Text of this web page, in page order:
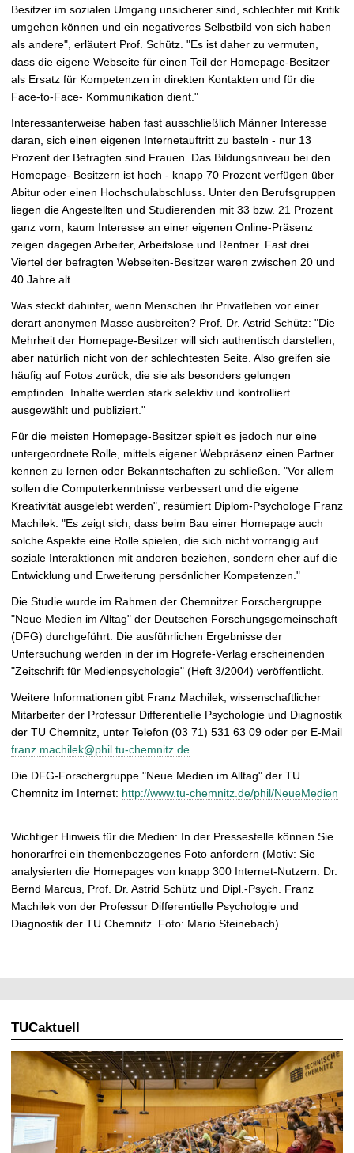
Besitzer im sozialen Umgang unsicherer sind, schlechter mit Kritik
umgehen können und ein negativeres Selbstbild von sich haben
als andere", erläutert Prof. Schütz. "Es ist daher zu vermuten,
dass die eigene Webseite für einen Teil der Homepage-Besitzer
als Ersatz für Kompetenzen in direkten Kontakten und für die
Face-to-Face- Kommunikation dient."
Interessanterweise haben fast ausschließlich Männer Interesse
daran, sich einen eigenen Internetauftritt zu basteln - nur 13
Prozent der Befragten sind Frauen. Das Bildungsniveau bei den
Homepage- Besitzern ist hoch - knapp 70 Prozent verfügen über
Abitur oder einen Hochschulabschluss. Unter den Berufsgruppen
liegen die Angestellten und Studierenden mit 33 bzw. 21 Prozent
ganz vorn, kaum Interesse an einer eigenen Online-Präsenz
zeigen dagegen Arbeiter, Arbeitslose und Rentner. Fast drei
Viertel der befragten Webseiten-Besitzer waren zwischen 20 und
40 Jahre alt.
Was steckt dahinter, wenn Menschen ihr Privatleben vor einer
derart anonymen Masse ausbreiten? Prof. Dr. Astrid Schütz: "Die
Mehrheit der Homepage-Besitzer will sich authentisch darstellen,
aber natürlich nicht von der schlechtesten Seite. Also greifen sie
häufig auf Fotos zurück, die sie als besonders gelungen
empfinden. Inhalte werden stark selektiv und kontrolliert
ausgewählt und publiziert."
Für die meisten Homepage-Besitzer spielt es jedoch nur eine
untergeordnete Rolle, mittels eigener Webpräsenz einen Partner
kennen zu lernen oder Bekanntschaften zu schließen. "Vor allem
sollen die Computerkenntnisse verbessert und die eigene
Kreativität ausgelebt werden", resümiert Diplom-Psychologe Franz
Machilek. "Es zeigt sich, dass beim Bau einer Homepage auch
solche Aspekte eine Rolle spielen, die sich nicht vorrangig auf
soziale Interaktionen mit anderen beziehen, sondern eher auf die
Entwicklung und Erweiterung persönlicher Kompetenzen."
Die Studie wurde im Rahmen der Chemnitzer Forschergruppe
"Neue Medien im Alltag" der Deutschen Forschungsgemeinschaft
(DFG) durchgeführt. Die ausführlichen Ergebnisse der
Untersuchung werden in der im Hogrefe-Verlag erscheinenden
"Zeitschrift für Medienpsychologie" (Heft 3/2004) veröffentlicht.
Weitere Informationen gibt Franz Machilek, wissenschaftlicher
Mitarbeiter der Professur Differentielle Psychologie und Diagnostik
der TU Chemnitz, unter Telefon (03 71) 531 63 09 oder per E-Mail
franz.machilek@phil.tu-chemnitz.de .
Die DFG-Forschergruppe "Neue Medien im Alltag" der TU
Chemnitz im Internet: http://www.tu-chemnitz.de/phil/NeueMedien
.
Wichtiger Hinweis für die Medien: In der Pressestelle können Sie
honorarfrei ein themenbezogenes Foto anfordern (Motiv: Sie
analysierten die Homepages von knapp 300 Internet-Nutzern: Dr.
Bernd Marcus, Prof. Dr. Astrid Schütz und Dipl.-Psych. Franz
Machilek von der Professur Differentielle Psychologie und
Diagnostik der TU Chemnitz. Foto: Mario Steinebach).
TUCaktuell